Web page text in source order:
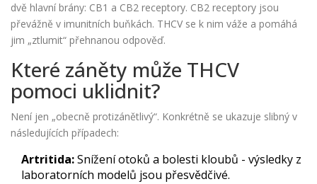
dvě hlavní brány: CB1 a CB2 receptory. CB2 receptory jsou
převážně v imunitních buňkách. THCV se k nim váže a pomáhá
jim „ztlumit“ přehnanou odpověď.
Které záněty může THCV
pomoci uklidnit?
Není jen „obecně protizánětlivý“. Konkrétně se ukazuje slibný v
následujících případech:
Artritida:Snížení otoků a bolesti kloubů - výsledky z
laboratorních modelů jsou přesvědčivé.